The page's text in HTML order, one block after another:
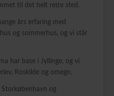
til det helt rette sted.
års erfaring med
og sommerhus, og vi står
har base i Jyllinge, og vi
Roskilde og omegn.
og